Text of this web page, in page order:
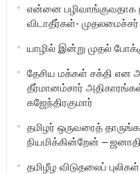
என்னை பழிவாங்குவதாக
விடாதீர்கள்-
யாழில் இன்று முதல்
தேசிய மக்கள் சக்தி என
தீர்மானம்சார்
கஜேந்திரகுமார்
தமிழர் ஒருவரைத்
நியமிக்கின்றேன் –
தமிழீழ விடுதலைப்